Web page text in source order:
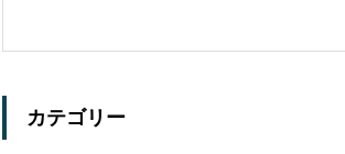
カテゴリー